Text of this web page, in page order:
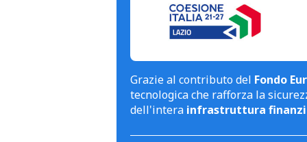
Grazie al contributo del Fondo
tecnologica che rafforza la
dell'intera infrastruttura